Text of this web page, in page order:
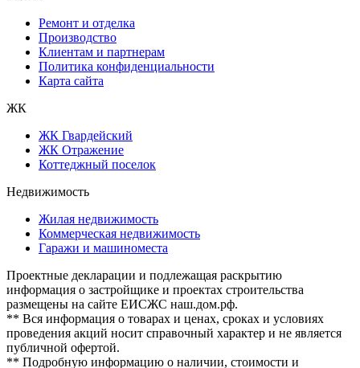
Ремонт и отделка
Производство
Клиентам и партнерам
Политика конфиденциальности
Карта сайта
ЖК
ЖК Гвардейский
ЖК Отражение
Коттеджный поселок
Недвижимость
Жилая недвижимость
Коммерческая недвижимость
Гаражи и машиноместа
Проектные декларации и подлежащая раскрытию
информация о застройщике и проектах строительства
размещены на сайте ЕИСЖС наш.дом.рф.
** Вся информация о товарах и ценах, сроках и условиях
проведения акций носит справочный характер и не является
публичной офертой.
** Подробную информацию о наличии, стоимости и